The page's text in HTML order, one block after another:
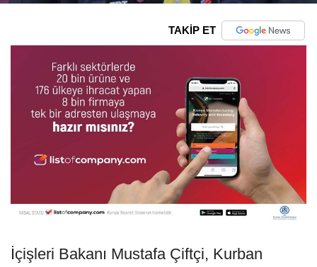
TAKİP ET
İçişleri Bakanı Mustafa Çiftçi, Kurban